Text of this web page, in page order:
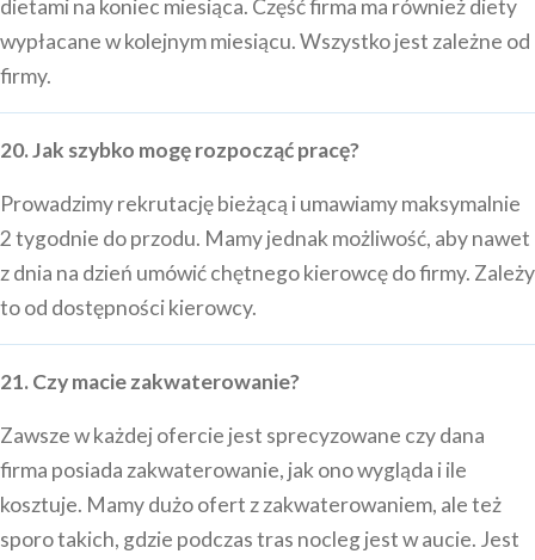
dietami na koniec miesiąca. Część firma ma również diety
wypłacane w kolejnym miesiącu. Wszystko jest zależne od
firmy.
20. Jak szybko mogę rozpocząć pracę?
Prowadzimy rekrutację bieżącą i umawiamy maksymalnie
2 tygodnie do przodu. Mamy jednak możliwość, aby nawet
z dnia na dzień umówić chętnego kierowcę do firmy. Zależy
to od dostępności kierowcy.
21. Czy macie zakwaterowanie?
Zawsze w każdej ofercie jest sprecyzowane czy dana
firma posiada zakwaterowanie, jak ono wygląda i ile
kosztuje. Mamy dużo ofert z zakwaterowaniem, ale też
sporo takich, gdzie podczas tras nocleg jest w aucie. Jest